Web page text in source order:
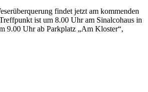
findet jetzt am kommenden
ist um 8.00 Uhr am Sinalcohaus in
9.00 Uhr ab Parkplatz „Am Kloster“,